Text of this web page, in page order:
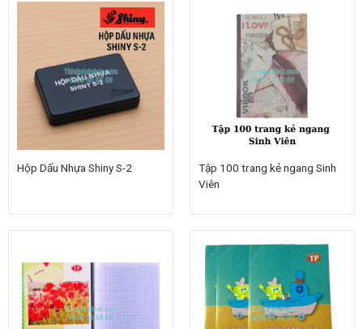
Hộp Dấu Nhựa Shiny S-2
Tập 100 trang kẻ ngang Sinh
Viên